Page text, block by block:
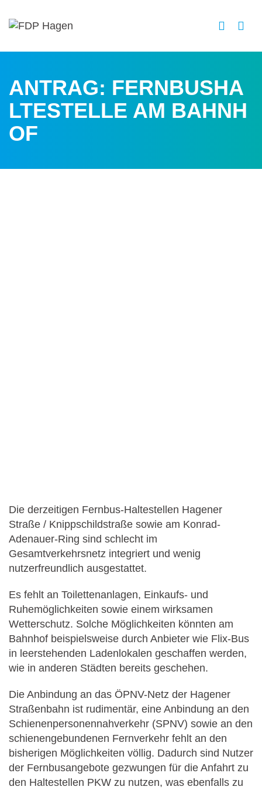
ANTRAG: FERNBUSHA
LTESTELLE AM BAHNH
OF
Die derzeitigen Fernbus-Haltestellen Hagener
Straße / Knippschildstraße sowie am Konrad-
Adenauer-Ring sind schlecht im
Gesamtverkehrsnetz integriert und wenig
nutzerfreundlich ausgestattet.
Es fehlt an Toilettenanlagen, Einkaufs- und
Ruhemöglichkeiten sowie einem wirksamen
Wetterschutz. Solche Möglichkeiten könnten am
Bahnhof beispielsweise durch Anbieter wie Flix-Bus
in leerstehenden Ladenlokalen geschaffen werden,
wie in anderen Städten bereits geschehen.
Die Anbindung an das ÖPNV-Netz der Hagener
Straßenbahn ist rudimentär, eine Anbindung an den
Schienenpersonennahverkehr (SPNV) sowie an den
schienengebundenen Fernverkehr fehlt an den
bisherigen Möglichkeiten völlig. Dadurch sind Nutzer
der Fernbusangebote gezwungen für die Anfahrt zu
den Haltestellen PKW zu nutzen, was ebenfalls zu